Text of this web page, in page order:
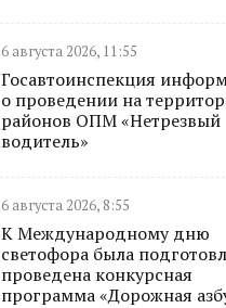
6 августа 2026, 11:55
Госавтоинспекция
о проведении на
районов ОПМ «Нетрезвый
водитель»
6 августа 2026, 8:55
К Международному дню
светофора была
проведена конкурсная
программа «Дорожная